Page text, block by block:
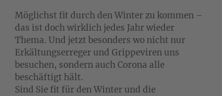
Möglichst fit durch den Winter zu kommen –
das ist doch wirklich jedes Jahr wieder
Thema. Und jetzt besonders wo nicht nur
Erkältungserreger und Grippeviren uns
besuchen, sondern auch Corona alle
beschäftigt hält.
Sind Sie fit für den Winter und die